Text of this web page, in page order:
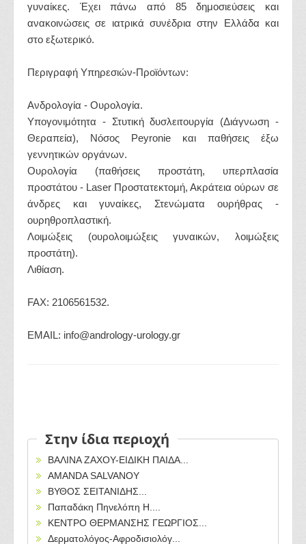
γυναίκες. Έχει πάνω από 85 δημοσιεύσεις και
ανακοινώσεις σε ιατρικά συνέδρια στην Ελλάδα και
στο εξωτερικό.
Περιγραφή Υπηρεσιών-Προϊόντων:
Ανδρολογία - Ουρολογία.
Υπογονιμότητα - Στυτική δυσλειτουργία (Διάγνωση -
Θεραπεία), Νόσος Peyronie και παθήσεις έξω
γεννητικών οργάνων.
Ουρολογία (παθήσεις προστάτη, υπερπλασία
προστάτου - Laser Προστατεκτομή, Ακράτεια ούρων σε
άνδρες και γυναίκες, Στενώματα ουρήθρας -
ουρηθροπλαστική.
Λοιμώξεις (ουρολοιμώξεις γυναικών, λοιμώξεις
προστάτη).
Λιθίαση.
FAX: 2106561532.
ΕΜΑΙL: info@andrology-urology.gr
Στην ίδια περιοχή
ΒΑΛΙΝΑ ΖΑΧΟΥ-ΕΙΔΙΚΗ ΠΑΙΔΑ...
AMANDA SALVANOY
ΒΥΘΟΣ ΣΕΙΤΑΝΙΔΗΣ...
Παπαδάκη Πηνελόπη Η....
ΚΕΝΤΡΟ ΘΕΡΜΑΝΣΗΣ ΓΕΩΡΓΙΟΣ...
Δερματολόγος-Αφροδισιολόγ...